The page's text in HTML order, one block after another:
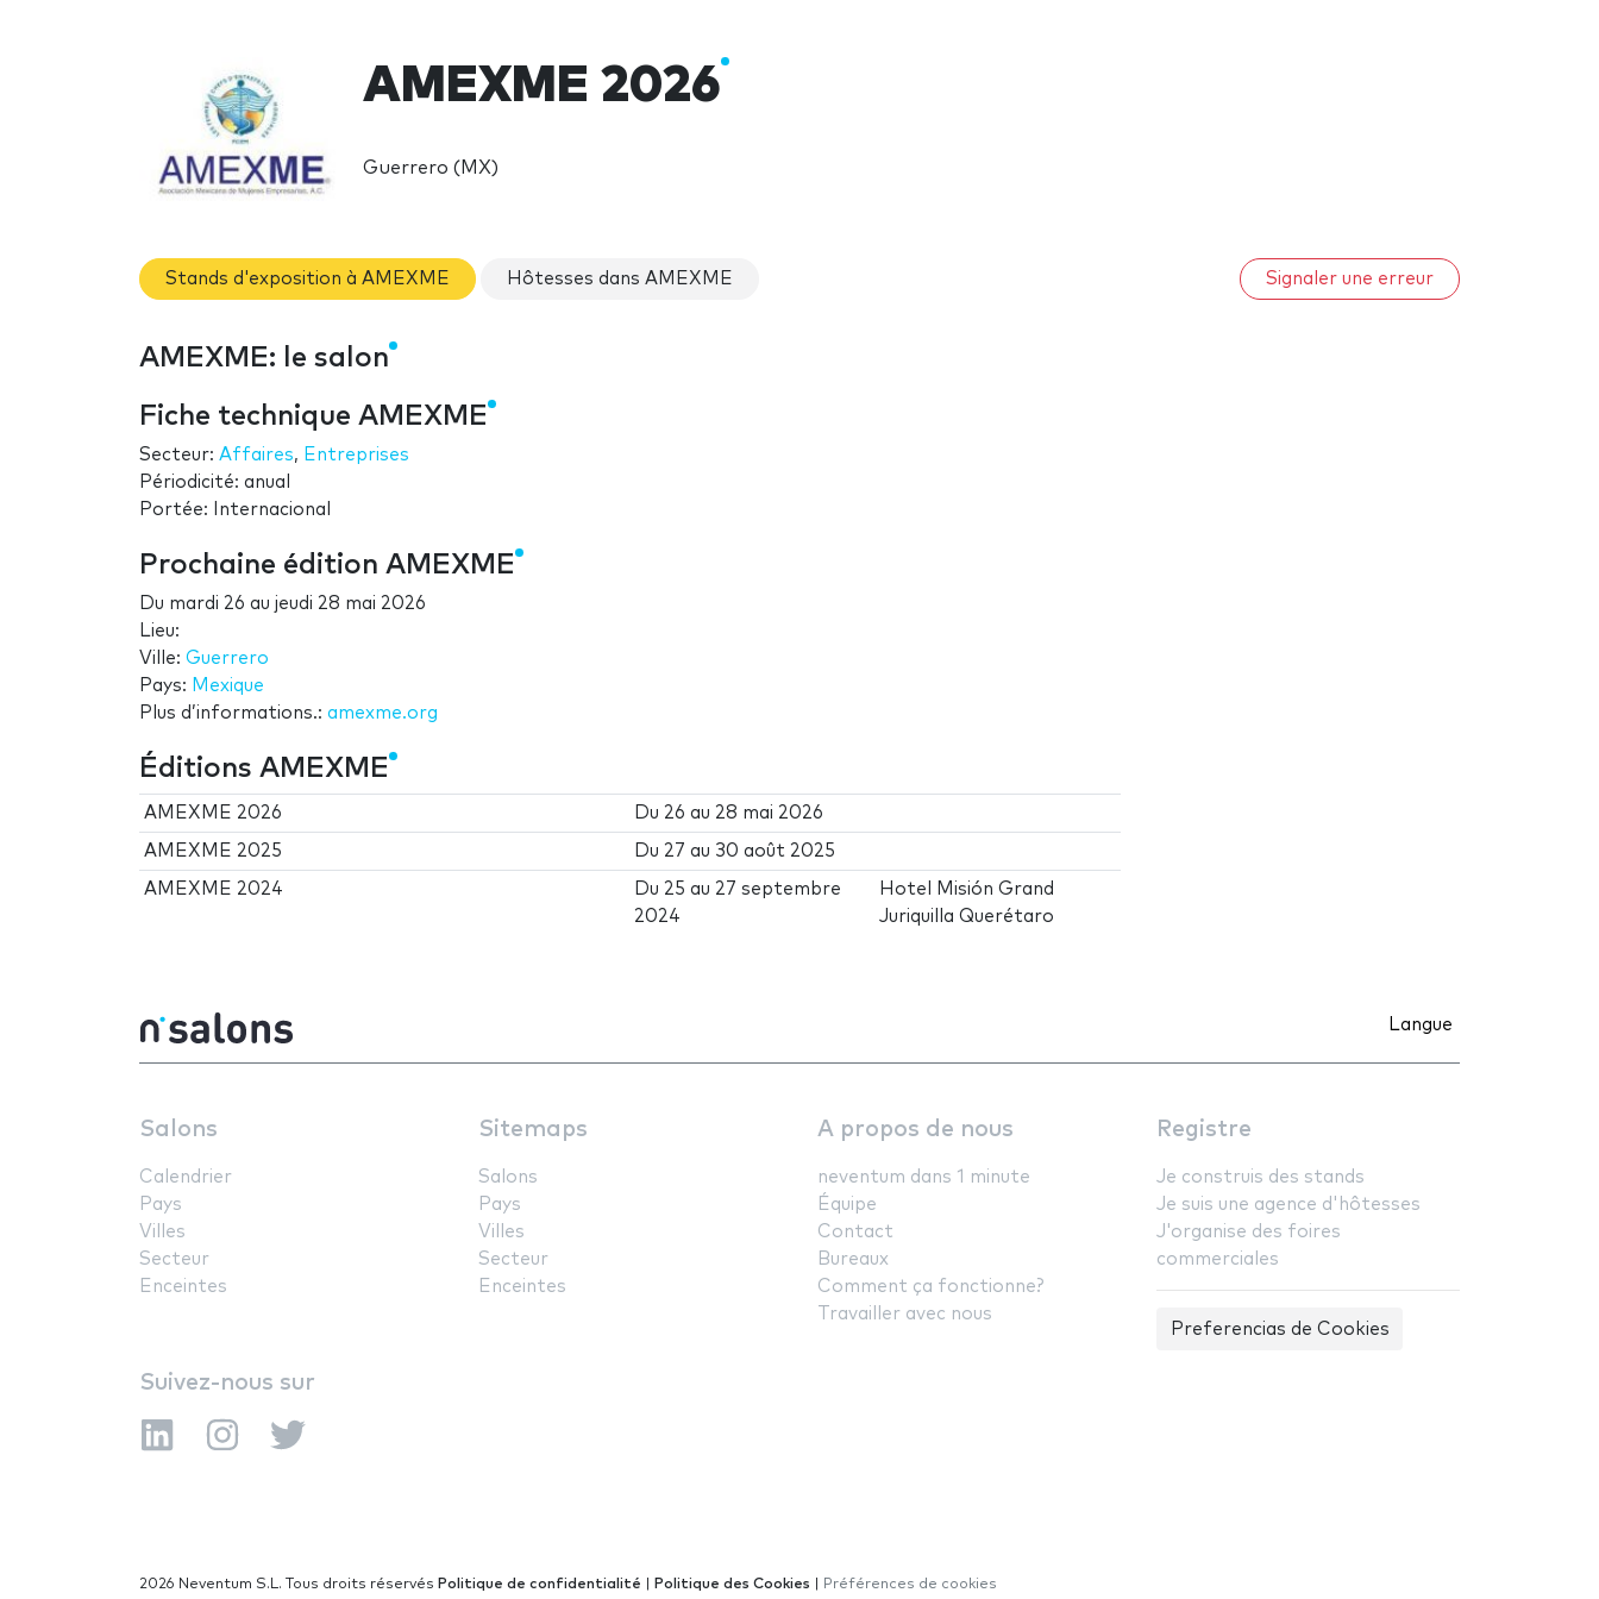
AMEXME 2026
Guerrero (MX)
Stands d'exposition à AMEXME Hôtesses dans AMEXME Signaler une erreur
AMEXME: le salon
Fiche technique AMEXME
Secteur: Affaires, Entreprises
Périodicité: anual
Portée: Internacional
Prochaine édition AMEXME
Du mardi 26 au jeudi 28 mai 2026
Lieu:
Ville: Guerrero
Pays: Mexique
Plus d’informations.: amexme.org
Éditions AMEXME
AMEXME 2026 Du 26 au 28 mai 2026
AMEXME 2025 Du 27 au 30 août 2025
AMEXME 2024 Du 25 au 27 septembre
2024
Hotel Misión Grand
Juriquilla Querétaro
Langue
Salons
Calendrier
Pays
Villes
Secteur
Enceintes
Sitemaps
Salons
Pays
Villes
Secteur
Enceintes
A propos de nous
neventum dans 1 minute
Équipe
Contact
Bureaux
Comment ça fonctionne?
Travailler avec nous
Registre
Je construis des stands
Je suis une agence d'hôtesses
J'organise des foires
commerciales
Preferencias de Cookies
Suivez-nous sur
2026 Neventum S.L. Tous droits réservés Politique de confidentialité Politique des Cookies Préférences de cookies